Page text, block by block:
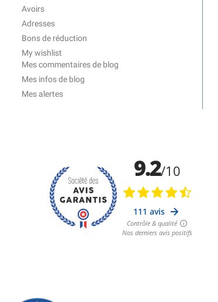
Avoirs
Adresses
Bons de réduction
My wishlist
Mes commentaires de blog
Mes infos de blog
Mes alertes